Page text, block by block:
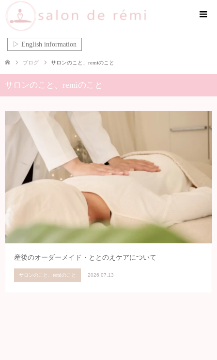
▷ English information
ブログ サロンのこと、remiのこと
サロンのこと、remiのこと
産後のオーダーメイド・ととのえケアについて
サロンのこと、remiのこと 2026.07.13